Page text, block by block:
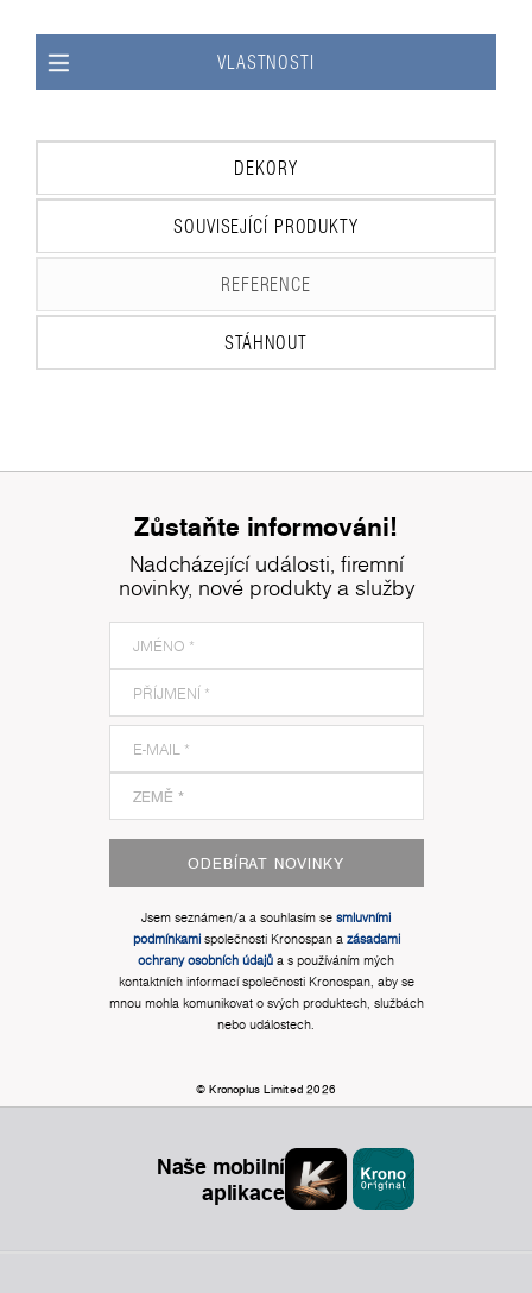
VLASTNOSTI
DEKORY
SOUVISEJÍCÍ PRODUKTY
REFERENCE
STÁHNOUT
Zůstaňte informováni!
Nadcházející události, firemní
novinky, nové produkty a služby
ODEBÍRAT NOVINKY
Jsem seznámen/a a souhlasím se smluvními
podmínkamispolečnosti Kronospan a zásadami
ochrany osobních údajů a s používáním mých
kontaktních informací společnosti Kronospan, aby se
mnou mohla komunikovat o svých produktech, službách
nebo událostech.
© Kronoplus Limited 2026
Naše mobilní
aplikace